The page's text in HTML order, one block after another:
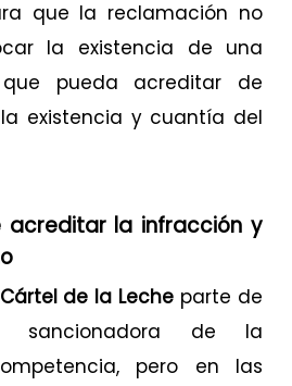
que la reclamación no
la existencia de una
pueda acreditar de
existencia y cuantía del
acreditar la infracción y
Cártel de la Leche parte de
sancionadora de la
pero en las